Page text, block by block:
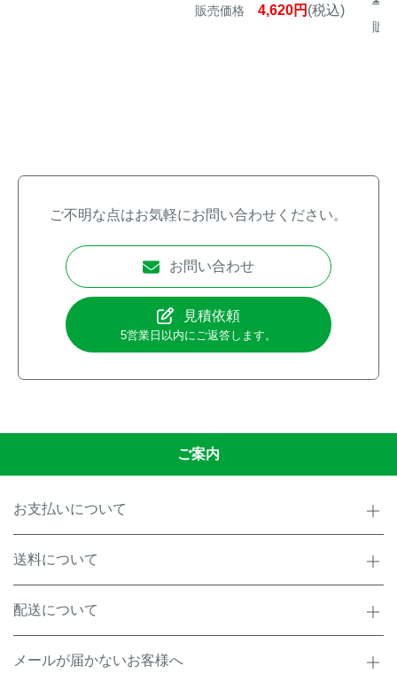
販売価格 4,620円 (税込)
販
ご不明な点はお気軽にお問い合わせください。
お問い合わせ
見積依頼
5営業日以内にご返答します。
ご案内
お支払いについて
送料について
配送について
メールが届かないお客様へ